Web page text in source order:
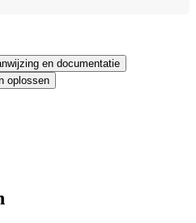
en documentatie
oplossen